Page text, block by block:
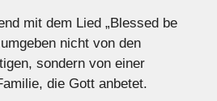
mit dem Lied „Blessed be
nicht von den
sondern von einer
die Gott anbetet.